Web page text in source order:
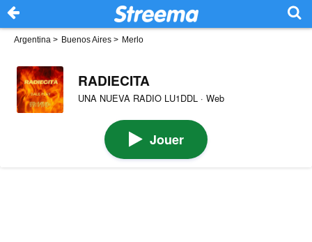
Argentina > Buenos Aires > Merlo
RADIECITA
UNA NUEVA RADIO LU1DDL · Web
Jouer